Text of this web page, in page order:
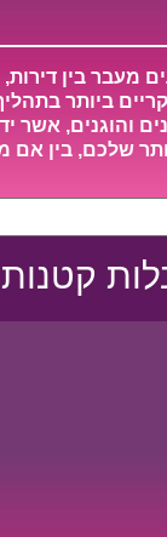
מעבר בין דירות,
ביותר
והוגנים, אשר
שלכם, בין אם
אשר תקל על
קטנות